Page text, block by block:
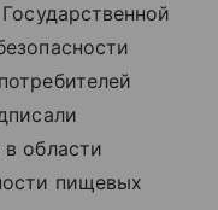
области
пищевых